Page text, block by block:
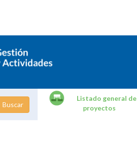
Listado general de
proyectos